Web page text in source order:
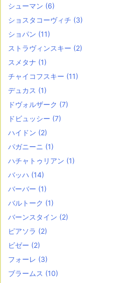
シューマン (6)
ショスタコーヴィチ (3)
ショパン (11)
ストラヴィンスキー (2)
スメタナ (1)
チャイコフスキー (11)
デュカス (1)
ドヴォルザーク (7)
ドビュッシー (7)
ハイドン (2)
パガニーニ (1)
ハチャトゥリアン (1)
バッハ (14)
バーバー (1)
バルトーク (1)
バーンスタイン (2)
ピアソラ (2)
ビゼー (2)
フォーレ (3)
ブラームス (10)